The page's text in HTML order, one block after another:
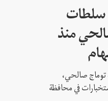
سلطات
منذ
توماج صالحي،
في محافظة